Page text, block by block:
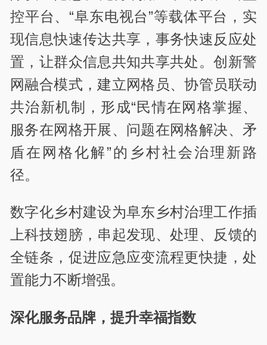
控平台、“阜东电视台”等载体平台，实
现信息快速传达共享，事务快速反应处
置，让群众信息共知共享共处。创新警
网融合模式，建立网格员、协管员联动
共治新机制，形成“民情在网格掌握、
服务在网格开展、问题在网格解决、矛
盾在网格化解”的乡村社会治理新路
径。
数字化乡村建设为阜东乡村治理工作插
上科技翅膀，串起发现、处理、反馈的
全链条，促进应急应变流程更快捷，处
置能力不断增强。
深化服务品牌，提升幸福指数